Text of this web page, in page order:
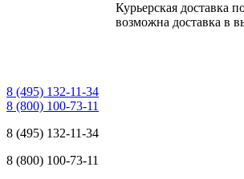
Курьерская доставка
возможна доставка в
8 (495) 132-11-34
8 (800) 100-73-11
8 (495) 132-11-34
8 (800) 100-73-11